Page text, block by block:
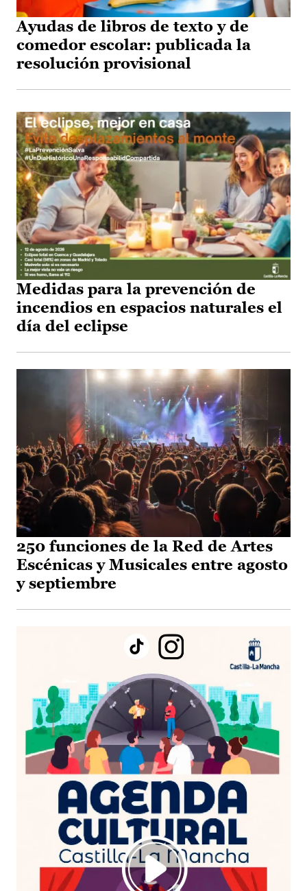
Ayudas de libros de texto y de
comedor escolar: publicada la
resolución provisional
Medidas para la prevención de
incendios en espacios naturales el
día del eclipse
250 funciones de la Red de Artes
Escénicas y Musicales entre agosto
y septiembre